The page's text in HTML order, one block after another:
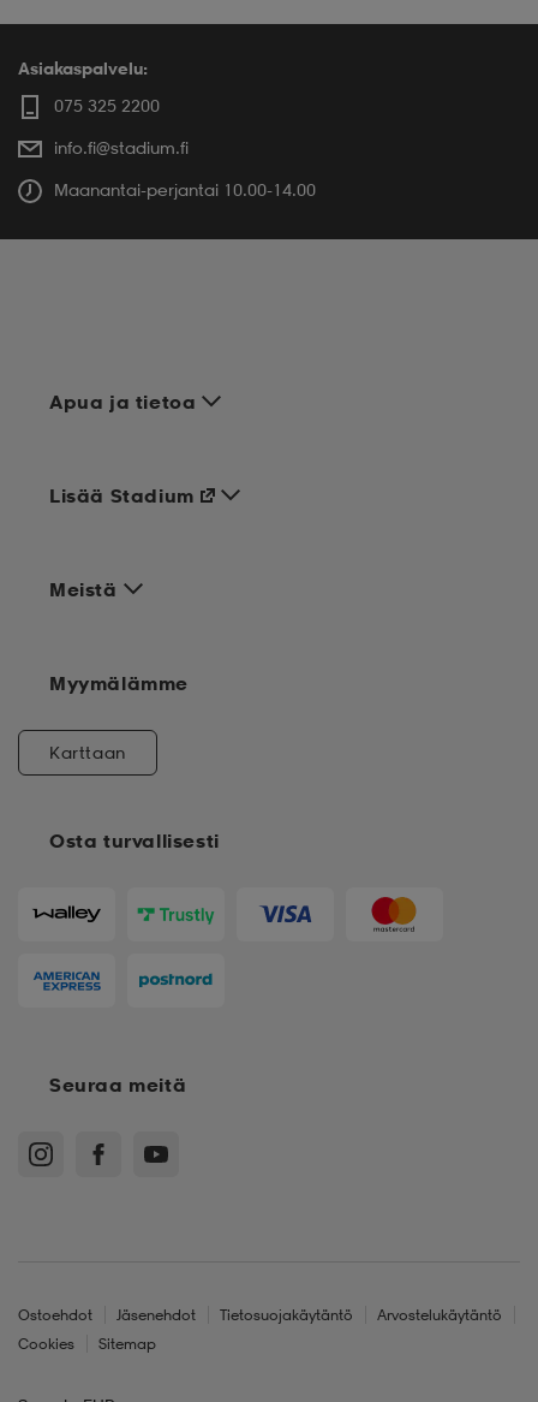
Asiakaspalvelu:
075 325 2200
info.fi@stadium.fi
Maanantai-perjantai 10.00-14.00
Apua ja tietoa
Meistä
Osta turvallisesti
Lisää Stadium
Myymälämme
Karttaan
Seuraa meitä
Ostoehdot Jäsenehdot Tietosuojakäytäntö
Arvostelukäytäntö
Cookies
Sitemap